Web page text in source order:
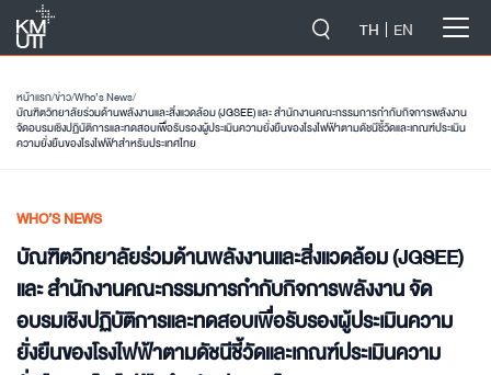
TH EN
หน้าแรก/ข่าว/Who’s News/
บัณฑิตวิทยาลัยร่วมด้านพลังงานและสิ่งแวดล้อม (JGSEE) และ สำนักงานคณะกรรมการกำกับกิจการพลังงาน
จัดอบรมเชิงปฏิบัติการและทดสอบเพื่อรับรองผู้ประเมินความยั่งยืนของโรงไฟฟ้าตามดัชนีชี้วัดและเกณฑ์ประเมิน
ความยั่งยืนของโรงไฟฟ้าสำหรับประเทศไทย
WHO’S NEWS
บัณฑิตวิทยาลัยร่วมด้านพลังงานและสิ่งแวดล้อม (JGSEE)
และ สำนักงานคณะกรรมการกำกับกิจการพลังงาน จัด
อบรมเชิงปฏิบัติการและทดสอบเพื่อรับรองผู้ประเมินความ
ยั่งยืนของโรงไฟฟ้าตามดัชนีชี้วัดและเกณฑ์ประเมินความ